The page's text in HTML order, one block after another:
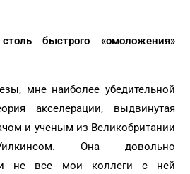
быстрого «омоложения»
мне наиболее убедительной
акселерации, выдвинутая
и ученым из Великобритании
Она довольно
и не все мои коллеги с ней